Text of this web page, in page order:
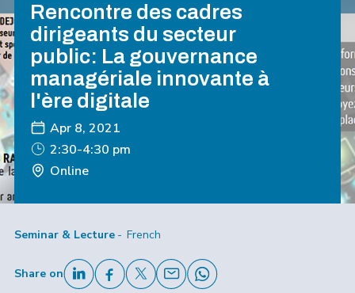
Rencontre des cadres
dirigeants du secteur
public: La gouvernance
managériale innovante à
l'ère digitale
Apr 8, 2021
2:30-4:30 pm
Online
Seminar & Lecture French
Share on